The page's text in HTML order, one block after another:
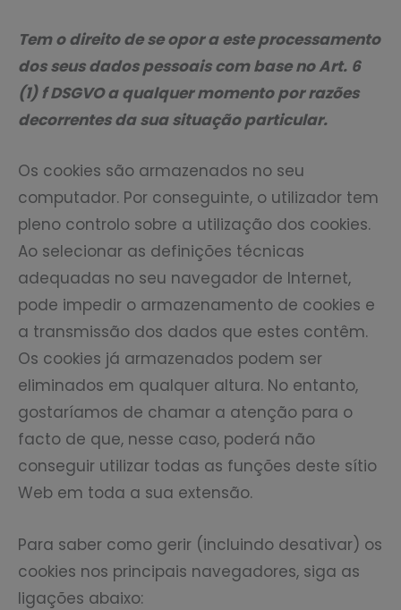
Tem o direito de se opor a este processamento
dos seus dados pessoais com base no Art. 6
(1) f DSGVO a qualquer momento por razões
decorrentes da sua situação particular.
Os cookies são armazenados no seu
computador. Por conseguinte, o utilizador tem
pleno controlo sobre a utilização dos cookies.
Ao selecionar as definições técnicas
adequadas no seu navegador de Internet,
pode impedir o armazenamento de cookies e
a transmissão dos dados que estes contêm.
Os cookies já armazenados podem ser
eliminados em qualquer altura. No entanto,
gostaríamos de chamar a atenção para o
facto de que, nesse caso, poderá não
conseguir utilizar todas as funções deste sítio
Web em toda a sua extensão.
Para saber como gerir (incluindo desativar) os
cookies nos principais navegadores, siga as
ligações abaixo: